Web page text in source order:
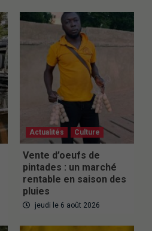
Actualités Culture
Vente d’oeufs de
pintades : un marché
rentable en saison des
pluies
jeudi le 6 août 2026